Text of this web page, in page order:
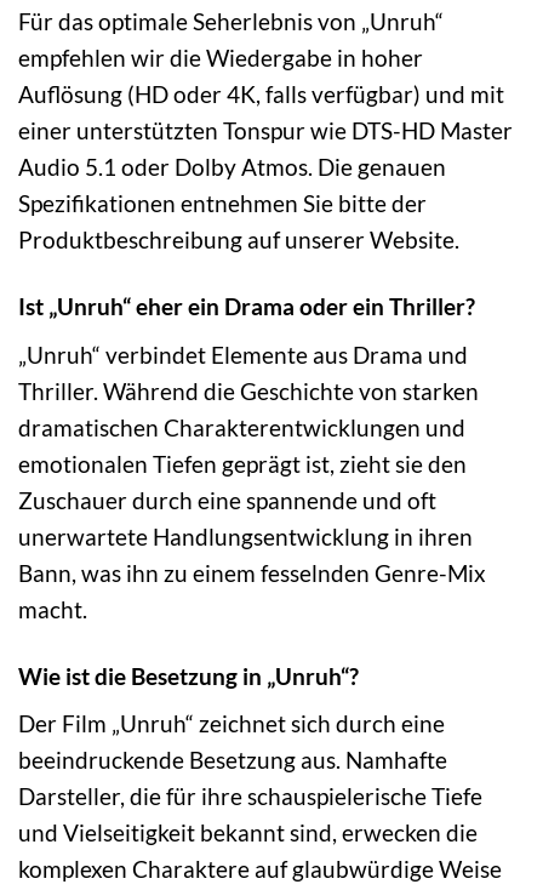
Für das optimale Seherlebnis von „Unruh“
empfehlen wir die Wiedergabe in hoher
Auflösung (HD oder 4K, falls verfügbar) und mit
einer unterstützten Tonspur wie DTS-HD Master
Audio 5.1 oder Dolby Atmos. Die genauen
Spezifikationen entnehmen Sie bitte der
Produktbeschreibung auf unserer Website.
Ist „Unruh“ eher ein Drama oder ein Thriller?
„Unruh“ verbindet Elemente aus Drama und
Thriller. Während die Geschichte von starken
dramatischen Charakterentwicklungen und
emotionalen Tiefen geprägt ist, zieht sie den
Zuschauer durch eine spannende und oft
unerwartete Handlungsentwicklung in ihren
Bann, was ihn zu einem fesselnden Genre-Mix
macht.
Wie ist die Besetzung in „Unruh“?
Der Film „Unruh“ zeichnet sich durch eine
beeindruckende Besetzung aus. Namhafte
Darsteller, die für ihre schauspielerische Tiefe
und Vielseitigkeit bekannt sind, erwecken die
komplexen Charaktere auf glaubwürdige Weise